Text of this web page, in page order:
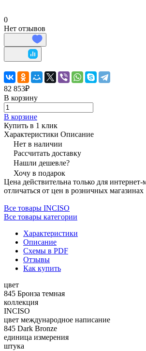
0
Нет отзывов
82 853₽
В корзину
В корзине
Купить в 1 клик
Характеристики Описание
Нет в наличии
Рассчитать доставку
Нашли дешевле?
Хочу в подарок
Цена действительна только для
отличаться от цен в розничных магазинах
Все товары INCISO
Все товары категории
Характеристики
Описание
Схемы в PDF
Отзывы
Как купить
цвет
845 Бронза темная
коллекция
INCISO
цвет международное написание
845 Dark Bronze
единица измерения
штука